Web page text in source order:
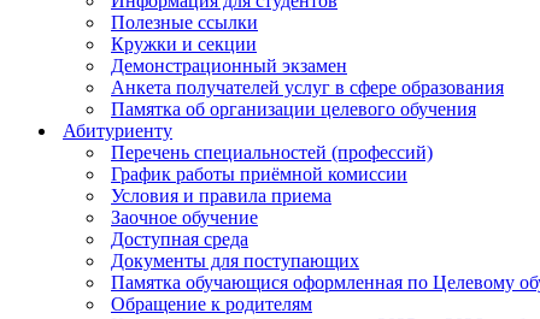
Полезные ссылки
Кружки и секции
Демонстрационный экзамен
Анкета получателей услуг в сфере образования
Памятка об организации целевого обучения
Абитуриенту
Перечень специальностей (профессий)
График работы приёмной комиссии
Условия и правила приема
Заочное обучение
Доступная среда
Документы для поступающих
Памятка обучающися оформленная по Целевому
Обращение к родителям